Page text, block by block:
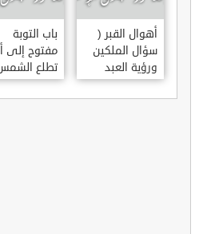
أهوال القبر (
سؤال الملكين
ورؤية العبد
مكانه )
باب التوبة
مفتوح إلى
تطلع
من مغربها